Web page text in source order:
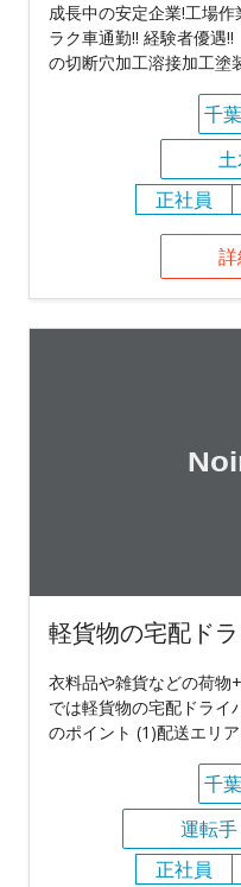
成長中の安定企業!工場
ラク車通勤!! 経験者優遇
の切断穴加工溶接加工塗
千
正社員
軽貨物の宅配ド
衣料品や雑貨などの荷物
では軽貨物の宅配ドライ
のポイント (1)配送エリ
千
運転
正社員